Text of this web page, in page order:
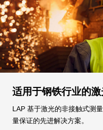
适用于钢铁行业的
LAP 基于激光的非接触式测
量保证的先进解决方案。